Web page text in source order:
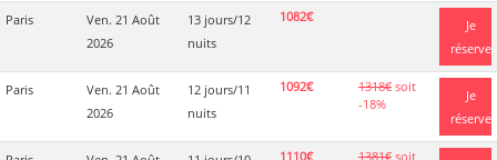
Paris
Ven. 21 Août
2026
13 jours/12
nuits
1082€
Je
réserve
Paris
Ven. 21 Août
2026
12 jours/11
nuits
1092€ 1318€ soit
-18%
Je
réserve
1110€ 1381€ soit